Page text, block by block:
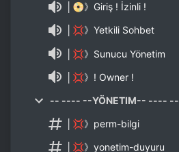
│📀》Giriş ! İzinli !
│💢》Yetkili Sohbet
│💢》Sunucu Yönetim
│💢》! Owner !
-- ---- --YÖNETIM-- ---- --
│💢》perm-bilgi
│💢》yonetim-duyuru